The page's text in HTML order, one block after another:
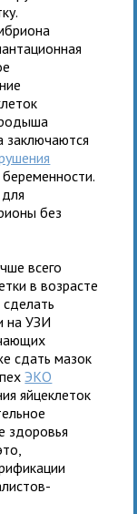
заключаются
без
всего
в возрасте
на УЗИ
сдать мазок
ЭКО
яйцеклеток
здоровья